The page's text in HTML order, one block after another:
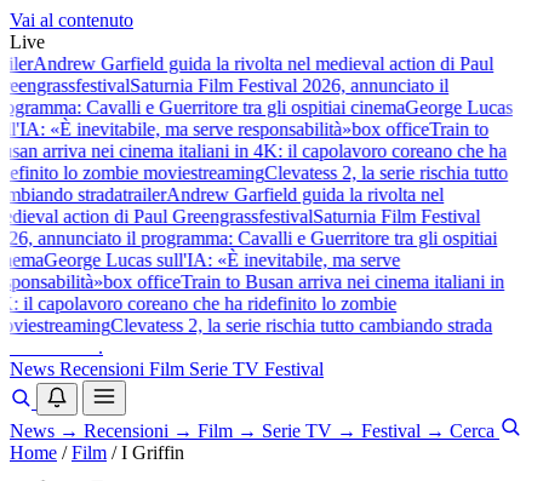
Vai al contenuto
Live
Andrew Garfield guida la rivolta nel medieval action di Paul
festivalSaturnia Film Festival 2026, annunciato il
Cavalli e Guerritore tra gli ospitiai cinemaGeorge Lucas
«È inevitabile, ma serve responsabilità»box officeTrain to
arriva nei cinema italiani in 4K: il capolavoro coreano che ha
lo zombie moviestreamingClevatess 2, la serie rischia tutto
stradatrailerAndrew Garfield guida la rivolta nel
action di Paul GreengrassfestivalSaturnia Film Festival
annunciato il programma: Cavalli e Guerritore tra gli ospitiai
George Lucas sull'IA: «È inevitabile, ma serve
box officeTrain to Busan arriva nei cinema italiani in
il capolavoro coreano che ha ridefinito lo zombie
streamingClevatess 2, la serie rischia tutto cambiando strada
.
News Recensioni Film Serie TV Festival
News → Recensioni → Film → Serie TV → Festival → Cerca
Home / Film / I Griffin